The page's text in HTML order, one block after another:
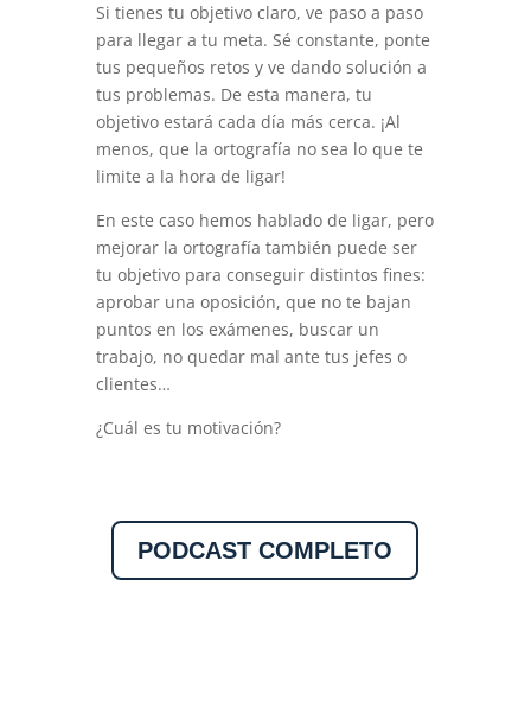
Si tienes tu objetivo claro, ve paso a paso
para llegar a tu meta. Sé constante, ponte
tus pequeños retos y ve dando solución a
tus problemas. De esta manera, tu
objetivo estará cada día más cerca. ¡Al
menos, que la ortografía no sea lo que te
limite a la hora de ligar!
En este caso hemos hablado de ligar, pero
mejorar la ortografía también puede ser
tu objetivo para conseguir distintos fines:
aprobar una oposición, que no te bajan
puntos en los exámenes, buscar un
trabajo, no quedar mal ante tus jefes o
clientes…
¿Cuál es tu motivación?
PODCAST COMPLETO